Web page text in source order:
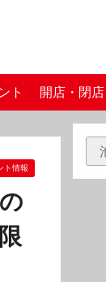
ト 開店・閉店
ト情報